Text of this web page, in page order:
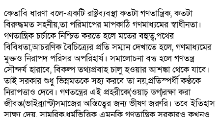
কেতাবি ধারণা বলে-একটি রাষ্ট্রব্যবস্থা কতটা গণতান্ত্রিক, কতটা
বিরুদ্ধমত সহনীয়,তা পরিমাপের মাপকাঠি গণমাধ্যমের স্বাধীনতা।
গণতান্ত্রিক চর্চাকে নিশ্চিত করতে হলে মতের বহুত্ব,পথের
বিবিধতা,আচরণিক বৈচিত্র্যের প্রতি সম্মান দেখাতে হলে, গণমাধ্যমের
মুক্তও নিরাপদ পরিসর অপরিহার্য। সমালোচনা বন্ধ হলে গণতন্ত্র
সৌন্দর্য হারাবে, বিকল্প তথ্যপ্রবাহ চালু হওয়ার আশঙ্কা থেকে যাবে।
তাই সরকার শুধু ভিন্নমতকে সহ্য করবে তা নয়,প্রতিস্পর্ধী কণ্ঠকে
নিরাপত্তাও দেবে। গণতন্ত্রের এই প্রহরীকে(ওয়াচ্ ডগ)রক্ষা করা
জীবন্ত(ভাইব্র্যান্ট)সমাজের অস্তিত্বের জন্য ভীষণ জরুরি। তবে ইতিহাস